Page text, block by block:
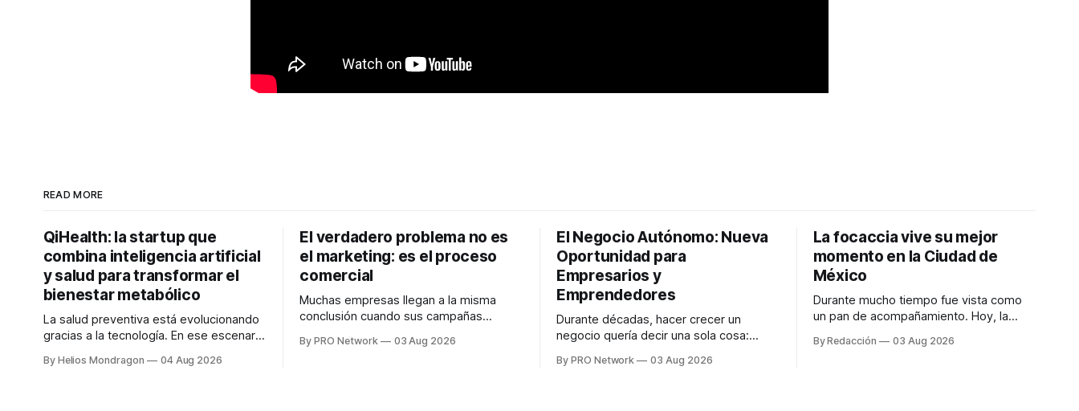
READ MORE
QiHealth: la startup que
combina inteligencia artificial
y salud para transformar el
bienestar metabólico
La salud preventiva está evolucionando
gracias a la tecnología. En ese escenario
desarrolla un ecosistema digital capaz
By Helios Mondragon 04 Aug 2026
El verdadero problema no es
el marketing: es el proceso
comercial
Muchas empresas llegan a la misma
conclusión cuando sus campañas
marketing no funciona". Sin embargo,
By PRO Network 03 Aug 2026
El Negocio Autónomo: Nueva
Oportunidad para
Empresarios y
Emprendedores
Durante décadas, hacer crecer un
negocio quería decir una sola cosa:
anuncios, un especialista en marketing
By PRO Network 03 Aug 2026
La focaccia vive su mejor
momento en la Ciudad de
México
Durante mucho tiempo fue vista como
un pan de acompañamiento. Hoy, la
platillos favoritos de quienes buscan
By Redacción 03 Aug 2026